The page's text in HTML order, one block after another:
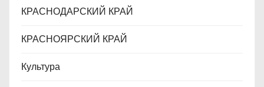
КРАСНОДАРСКИЙ КРАЙ
КРАСНОЯРСКИЙ КРАЙ
Культура